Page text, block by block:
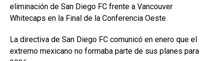
eliminación de San Diego FC frente a Vancouver
Whitecaps en la Final de la Conferencia Oeste.
La directiva de San Diego FC comunicó en enero que el
extremo mexicano no formaba parte de sus planes para